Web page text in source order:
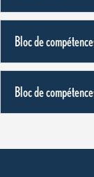
Bloc de
Bloc de